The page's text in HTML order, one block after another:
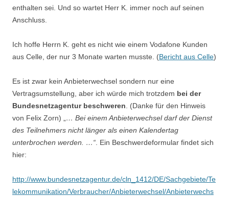
enthalten sei. Und so wartet Herr K. immer noch auf seinen
Anschluss.
Ich hoffe Herrn K. geht es nicht wie einem Vodafone Kunden
aus Celle, der nur 3 Monate warten musste. (Bericht aus Celle)
Es ist zwar kein Anbieterwechsel sondern nur eine
Vertragsumstellung, aber ich würde mich trotzdem bei der
Bundesnetzagentur beschweren . (Danke für den Hinweis
von Felix Zorn) „ … Bei einem Anbieterwechsel darf der Dienst
des Teilnehmers nicht länger als einen Kalendertag
unterbrochen werden. …“ . Ein Beschwerdeformular findet sich
hier:
http://www.bundesnetzagentur.de/cln_1412/DE/Sachgebiete/Te
lekommunikation/Verbraucher/Anbieterwechsel/Anbieterwechs